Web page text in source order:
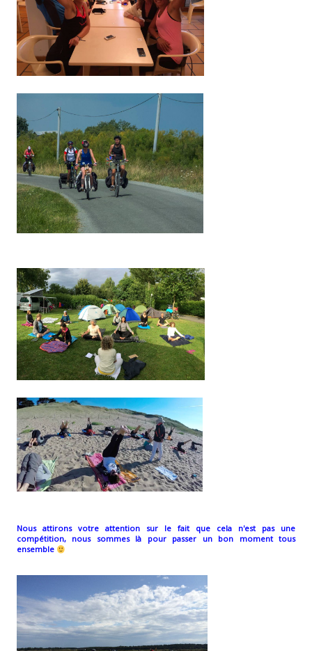
Nous attirons votre attention sur le fait
que cela n'est pas une
compétition, nous sommes là pour passer un bon moment tous
ensemble